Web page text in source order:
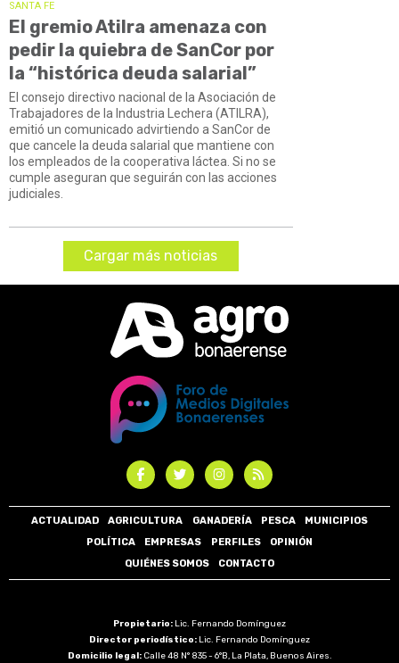
SANTA FE
El gremio Atilra amenaza con
pedir la quiebra de SanCor por
la “histórica deuda salarial”
El consejo directivo nacional de la Asociación de
Trabajadores de la Industria Lechera (ATILRA),
emitió un comunicado advirtiendo a SanCor de
que cancele la deuda salarial que mantiene con
los empleados de la cooperativa láctea. Si no se
cumple aseguran que seguirán con las acciones
judiciales.
Cargar más noticias
ACTUALIDAD AGRICULTURA GANADERÍA PESCA
MUNICIPIOS
POLÍTICA
EMPRESAS PERFILES
OPINIÓN
QUIÉNES SOMOS
CONTACTO
Propietario: Lic. Fernando Domínguez
Director periodístico: Lic. Fernando Domínguez
Domicilio legal: Calle 48 N° 835 - 6°B, La Plata, Buenos Aires.